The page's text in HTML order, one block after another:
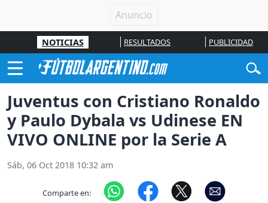
NOTICIAS RESULTADOS PUBLICIDAD
Juventus con Cristiano Ronaldo
y Paulo Dybala vs Udinese EN
VIVO ONLINE por la Serie A
Sáb, 06 Oct 2018 10:32 am
Comparte en: